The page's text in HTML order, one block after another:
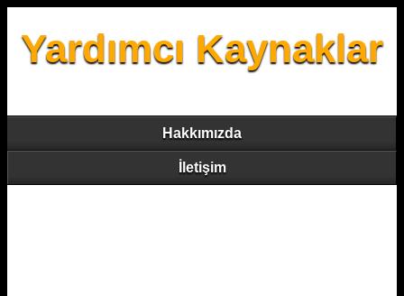
Yardımcı Kaynaklar
Hakkımızda
İletişim